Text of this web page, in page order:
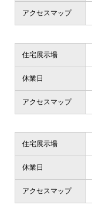
アクセスマップ
住宅展示場
休業日
アクセスマップ
住宅展示場
休業日
アクセスマップ